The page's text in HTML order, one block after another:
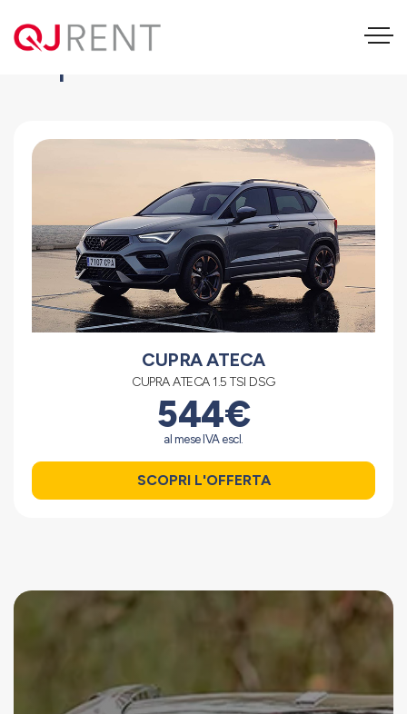
Cupra Ateca
CUPRA ATECA
CUPRA ATECA 1.5 TSI DSG
544€
al mese IVA escl.
SCOPRI L'OFFERTA